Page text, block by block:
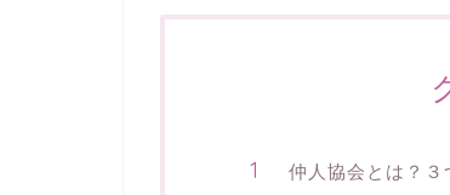
仲人協会とは？３